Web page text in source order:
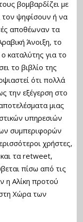
βομβαρδίζει με
τον ψηφίσουν ή να
αποθέωναν τα
Άνοιξη, το
καταλύτης για το
το βιβλίο της
ότι πολλά
την εξέγερση στο
μιας
υπηρεσιών
συμπεριφορών
χρήστες,
τα retweet,
πίσω από τις
η Αλίκη προτού
Χώρα των